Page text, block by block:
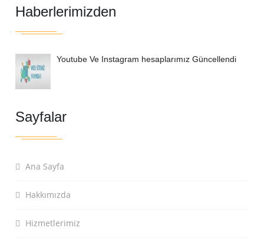
Haberlerimizden
Youtube Ve Instagram hesaplarımız Güncellendi
Sayfalar
Ana Sayfa
Hakkımızda
Hizmetlerimiz